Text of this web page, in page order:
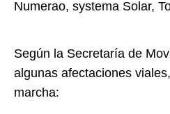
Numerao, systema Solar,
Según la Secretaría de
algunas afectaciones
marcha: